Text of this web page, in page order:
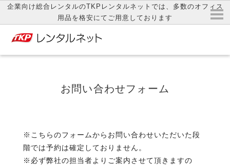
企業向け総合レンタルのTKPレンタルネットでは、多数のオフィス
用品を格安にてご用意しております
お問い合わせフォーム
※こちらのフォームからお問い合わせいただいた段
階では予約は確定しておりません。
※必ず弊社の担当者よりご案内させて頂きますの